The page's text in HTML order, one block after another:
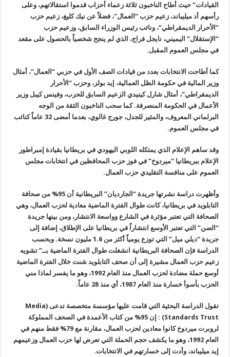
القيادات” حيث أطاح الناخبون ثلاثة زعماء أحزاب قدموا استقالاتهم، وعلى
رأسهم أد ميليباند، زعيم حزب “العمال”، فضلاً عن نيك كليغ، زعيم حزب
“الأحرار الديمقراطي“، ونائب رئيس الوزراء السابق، وزعيم حزب
“الإستقلال” اليميني، نايجل فراج، الذي لم ينجح شخصياً بالحصول على مقعد
في مجلس العموم المقبل.
كما أطاحت الانتخابات بعدد من قيادات الصف الأول في حزبي “العمال”، أمثال
وزير المالية في حكومة الظل العمالية، إيد بولز، وحزب “الأحرار
الديمقراطي“، أمثال شارل كينيدي الزعيم السابق للحزب، وفينس كيبل وزير
الأعمال في الحكومة المنصرفة. كما سحب الناخبون الثقة من الوجه
البرلماني المعروف، والمثير للجدل، جورج غالوي، بعدما أمضى 32 عاماً كنائب
في مجلس العموم.
وقد ساهم الإعلام الذي يمتكله اللوبي اليهودي في بريطانيا بقيادة إمبراطور
الإعلام ببريطانيا “ميردوخ” في فوز حزب المحافظين في انتخابات مجلس
العموم على منافسة التقليدي حزب العمال.
وأظهرت دراسة نشرتها جريدة “الجارديان” البريطانية أن 95% من صحافة
التابلويد في بريطانيا، كانت طوال الفترة الماضية معادية لحزب العمال، وهي
الصحافة التي تعتبر مؤثرة في الشارع وواسعة الانتشار، ومن بينها جريدة
“الصن” التي تعتبر الأوسع انتشاراً في بريطانيا على الإطلاق، إضافة إلى
جريدة “ديلي ميل” التي توزع يومياً أكثر من 1.6 مليون نسخة. وبحسب
الدراسة فإن الصحافة البريطانية انشغلت طوال الفترة الماضية بــ” تشويه
زعيم حزب العمال مشيرة إلى أن صحف التابلويد شنت خلال الفترة الماضية
أوسع حملة مضادة لحزب العمال منذ العام 1992، وهو ما يفسر لماذا مني
الحزب بأسوأ خسارة منذ العام 1987، أي منذ 28 عاماً.
تقول الدراسة البحثية التي قامت عليها مؤسسة متخصصة تدعى (Media
Standards Trust
) : إن 95% من كتاب الأعمدة في الصحف المملوكة
لروبرت ميردوخ كانوا معادين لحزب العمال، مقارنة مع 79% فقط منهم في
العام 1992، وهو ما يكشف حجم الحملة التي تعرض لها حزب العمال وزعيمهم
إيد ميليباند، وأدت إلى خسارتهم في الانتخابات.